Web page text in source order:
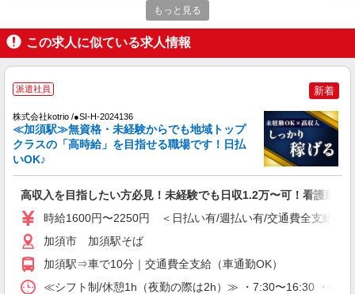
加須駅すぐ★病院でお掃除/食事の配膳など
♪★激募★
時給1600円〜2250円 ＜日払い有/週払い有/交
通費全支給(ガソリン代含む)＞
キープ 詳細を見る
派遣社員
株式会社kotrio /●SI-H-2024005
NEW
戦！シフト相談OK♪
時給1600円〜2250円 ＜日払い有/週払い有/交
加須市 加須駅そば
キープ 詳細を見る
もっと見る
この求人に似ている求人情報
派遣社員 新着
株式会社kotrio /●SI-H-2024136
≪加須駅≫無資格・未経験からでも地域トップ
クラスの「高時給」を目指せる職場です！日払
いOK♪
高収入を目指したい方必見！未経験でも日収1.2万〜可！看護助手
時給1600円〜2250円 ＜日払い有/週払い有/交通費全支給(ガ
加須市 加須駅そば
加須駅⇒車で10分｜交通費全支給（車通勤OK）
≪シフト制/休憩1h（夜勤の際は2h）≫ ・7:30〜16:30 ・